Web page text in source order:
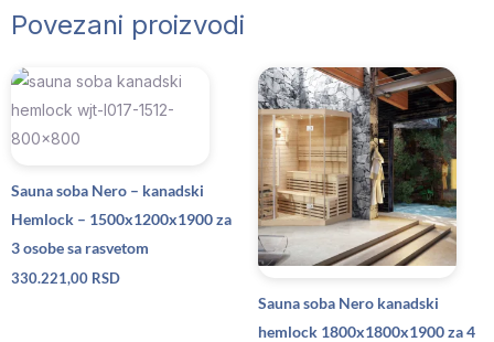
Povezani proizvodi
Sauna soba Nero – kanadski
Hemlock – 1500x1200x1900 za
3 osobe sa rasvetom
330.221,00 RSD
Sauna soba Nero kanadski
hemlock 1800x1800x1900 za 4